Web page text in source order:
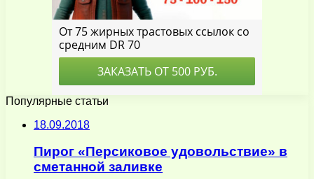
Популярные статьи
18.09.2018
Пирог «Персиковое удовольствие» в
сметанной заливке